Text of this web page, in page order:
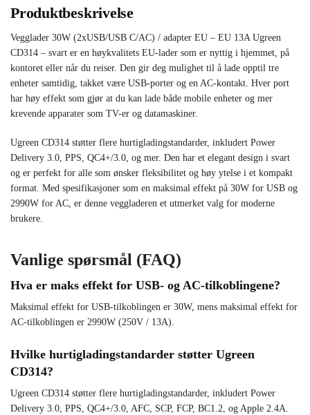
Produktbeskrivelse
Vegglader 30W (2xUSB/USB C/AC) / adapter EU – EU 13A Ugreen
CD314 – svart er en høykvalitets EU-lader som er nyttig i hjemmet, på
kontoret eller når du reiser. Den gir deg mulighet til å lade opptil tre
enheter samtidig, takket være USB-porter og en AC-kontakt. Hver port
har høy effekt som gjør at du kan lade både mobile enheter og mer
krevende apparater som TV-er og datamaskiner.
Ugreen CD314 støtter flere hurtigladingstandarder, inkludert Power
Delivery 3.0, PPS, QC4+/3.0, og mer. Den har et elegant design i svart
og er perfekt for alle som ønsker fleksibilitet og høy ytelse i et kompakt
format. Med spesifikasjoner som en maksimal effekt på 30W for USB og
2990W for AC, er denne veggladeren et utmerket valg for moderne
brukere.
Vanlige spørsmål (FAQ)
Hva er maks effekt for USB- og AC-tilkoblingene?
Maksimal effekt for USB-tilkoblingen er 30W, mens maksimal effekt for
AC-tilkoblingen er 2990W (250V / 13A).
Hvilke hurtigladingstandarder støtter Ugreen
CD314?
Ugreen CD314 støtter flere hurtigladingstandarder, inkludert Power
Delivery 3.0, PPS, QC4+/3.0, AFC, SCP, FCP, BC1.2, og Apple 2.4A.